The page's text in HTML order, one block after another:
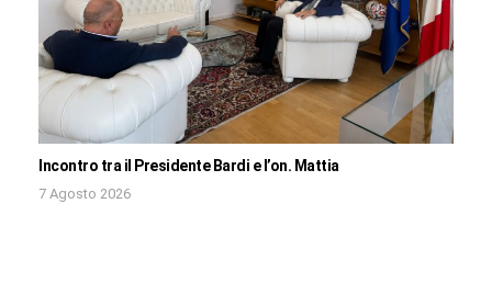
Incontro tra il Presidente Bardi e l’on. Mattia
7 Agosto 2026